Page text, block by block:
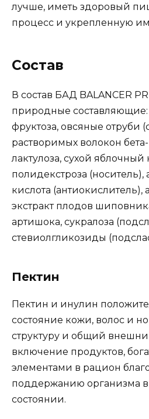
лучше, иметь здоровый
процесс и укрепленную
Состав
В состав БАД BALANCER
природные составляющие:
фруктоза, овсяные отруби
растворимых волокон
лактулоза, сухой яблочный
полидекстроза (носитель),
кислота (антиокислитель),
экстракт плодов
артишока, сукралоза
стевиолгликозиды
Пектин
Пектин и инулин
состояние кожи, волос и
структуру и общий
включение продуктов,
элементами в рацион
поддержанию организма
состоянии.